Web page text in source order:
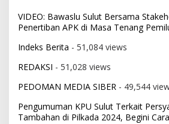
VIDEO: Bawaslu Sulut Bersama
Penertiban APK di Masa Tenang
Indeks Berita - 51,084 views
REDAKSI - 51,028 views
PEDOMAN MEDIA SIBER - 49,544
Pengumuman KPU Sulut Terkait
Tambahan di Pilkada 2024, Begini